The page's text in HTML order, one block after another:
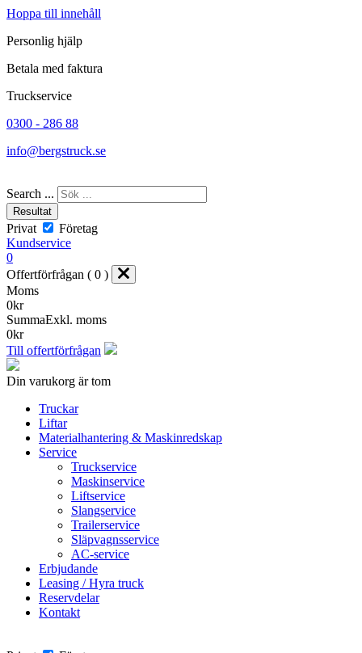
Hoppa till innehåll
Personlig hjälp
Betala med faktura
Truckservice
0300 - 286 88
info@bergstruck.se
Search ...
Resultat
Privat
Företag
Kundservice
0
Offertförfrågan ( 0 )
Moms
0kr
SummaExkl. moms
0kr
Till offertförfrågan
Din varukorg är tom
Truckar
Liftar
Materialhantering & Maskinredskap
Service
Truckservice
Maskinservice
Liftservice
Slangservice
Trailerservice
Släpvagnsservice
AC-service
Erbjudande
Leasing / Hyra truck
Reservdelar
Kontakt